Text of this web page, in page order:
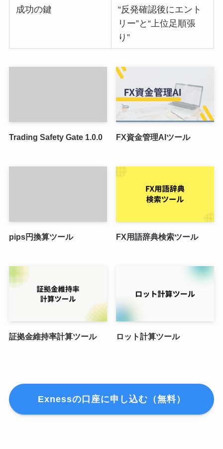
成功の鍵
“反発確認後にエント
リー”と“上位足順張
り”
Trading Safety Gate 1.0.0 FX資金管理AIツール
pips円換算ツール FX用語辞典検索ツール
証拠金維持率計算ツール ロット計算ツール
Exnessの口座に申し込む（無料）